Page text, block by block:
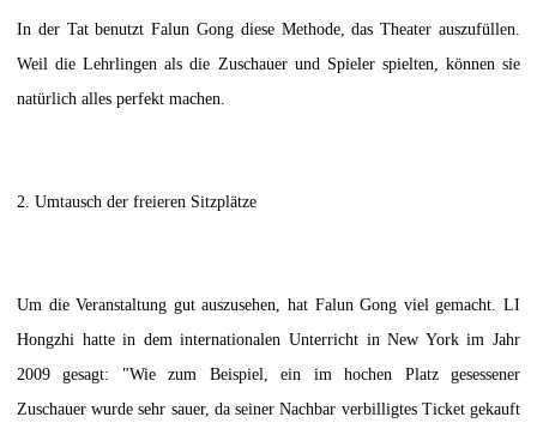
In der Tat benutzt Falun Gong diese Methode, das Theater auszufüllen.
Weil die Lehrlingen als die Zuschauer und Spieler spielten, können sie
natürlich alles perfekt machen.
2. Umtausch der freieren Sitzplätze
Um die Veranstaltung gut auszusehen, hat Falun Gong viel gemacht. LI
Hongzhi hatte in dem internationalen Unterricht in New York im Jahr
2009 gesagt: "Wie zum Beispiel, ein im hochen Platz gesessener
Zuschauer wurde sehr sauer, da seiner Nachbar verbilligtes Ticket gekauft